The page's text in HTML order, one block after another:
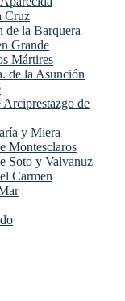
Cruz
de la Barquera
Grande
Mártires
de la Asunción
Arciprestazgo de
y Miera
Montesclaros
Soto y Valvanuz
Carmen